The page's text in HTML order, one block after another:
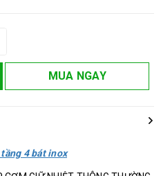
MUA NGAY
4 bát inox